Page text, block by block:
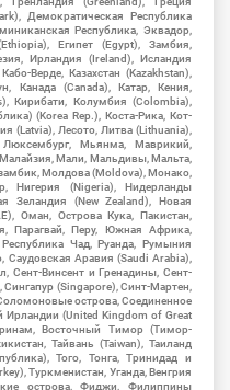
Демократическая Республика
Республика, Эквадор,
Египет (Egypt), Замбия,
Ирландия (Ireland), Исландия
Верде, Казахстан (Kazakhstan),
Канада (Canada), Катар, Кения,
Кирибати, Колумбия (Colombia),
(Korea Rep.), Коста-Рика, Кот-
(Latvia), Лесото, Литва (Lithuania),
Мьянма, Маврикий,
Мали, Мальдивы, Мальта,
Молдова (Moldova), Монако,
Нигерия (Nigeria), Нидерланды
Зеландия (New Zealand), Новая
Оман, Острова Кука, Пакистан,
Парагвай, Перу, Южная Африка,
Чад, Руанда, Румыния
Саудовская Аравия (Saudi Arabia),
Сент-Винсент и Гренадины, Сент-
(Singapore), Синт-Мартен,
острова, Соединенное
Ирландии (United Kingdom of Great
Восточный Тимор (Тимор-
Тайвань (Taiwan), Таиланд
Того, Тонга, Тринидад и
Туркменистан, Уганда, Венгрия
острова, Фиджи, Филиппины